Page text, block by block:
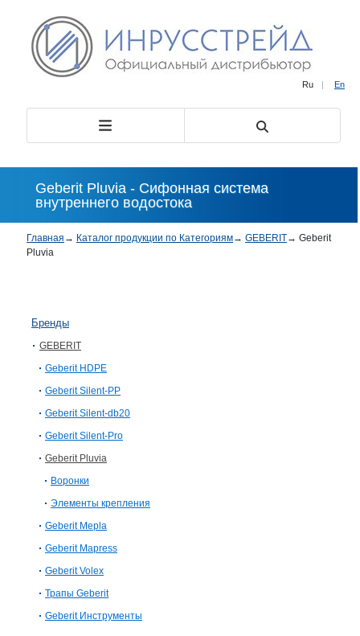
Ru | En
Geberit Pluvia - Сифонная система
внутреннего водостока
Главная → Каталог продукции по Категориям→ GEBERIT→ Geberit
Pluvia
Бренды
GEBERIT
Geberit HDPE
Geberit Silent-PP
Geberit Silent-db20
Geberit Silent-Pro
Geberit Pluvia
Воронки
Элементы крепления
Geberit Mepla
Geberit Mapress
Geberit Volex
Трапы Geberit
Geberit Инструменты